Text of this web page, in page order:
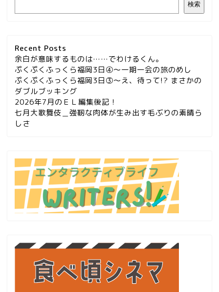
検索
Recent Posts
余白が意味するものは……でわけるくん。
ぷくぷくふっくら福岡3日④～一期一会の旅のめし
ぷくぷくふっくら福岡3日③～え、待って!? まさかの
ダブルブッキング
2026年7月のＥＬ編集後記！
七月大歌舞伎＿強靭な肉体が生み出す毛ぶりの素晴ら
しさ